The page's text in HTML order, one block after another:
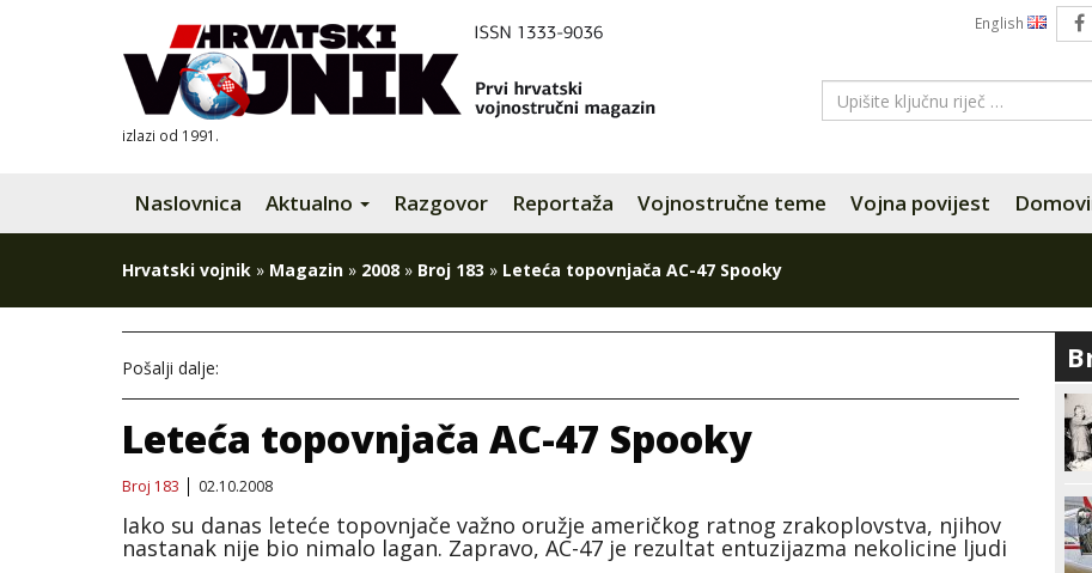
izlazi od 1991.
English
Naslovnica Aktualno Razgovor Reportaža Vojnostručne teme Vojna povijest
Hrvatski vojnik » Magazin » 2008 » Broj 183 » Leteća topovnjača AC-47 Spooky
Pošalji dalje:
Leteća topovnjača AC-47 Spooky
Broj 183 02.10.2008
Iako su danas leteće topovnjače važno oružje američkog ratnog zrakoplovstva, njihov
nastanak nije bio nimalo lagan. Zapravo, AC-47 je rezultat entuzijazma nekolicine ljudi